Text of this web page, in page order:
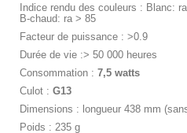
Indice rendu des couleurs : Blanc:
B-chaud: ra > 85
Facteur de puissance : >0.9
Durée de vie :> 50 000 heures
Consommation : 7,5 watts
Culot : G13
Dimensions : longueur 438 mm
Poids : 235 g